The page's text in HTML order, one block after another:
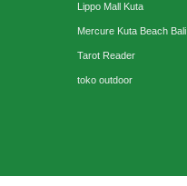
Lippo Mall Kuta
Mercure Kuta Beach Bali
Tarot Reader
toko outdoor